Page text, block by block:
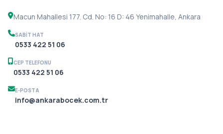
Macun Mahallesi 177. Cd. No: 16 D: 46 Yenimahalle, Ankara
SABIT HAT
0533 422 51 06
CEP TELEFONU
0533 422 51 06
E-POSTA
info@ankarabocek.com.tr